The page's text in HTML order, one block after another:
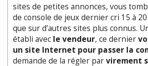
sites de petites annonces, vous
de console de jeux dernier cri 15 à
que sur d’autres sites plus connus.
établi avec le vendeur, ce dernier
un site Internet pour passer la
demande de la régler parvirement